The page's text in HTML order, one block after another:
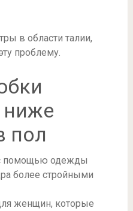
в области талии,
проблему.
ниже
пол
женщин, которые